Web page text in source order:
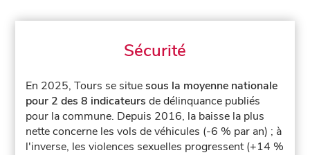
Sécurité
En 2025, Tours se situesous la moyenne nationale
pour 2 des 8 indicateurs de délinquance publiés
pour la commune. Depuis 2016, la baisse la plus
nette concerne les vols de véhicules (-6 % par an) ; à
l'inverse, les violences sexuelles progressent (+14 %